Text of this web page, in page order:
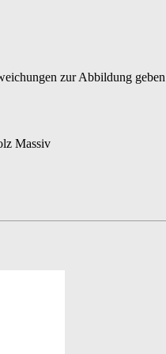
zur Abbildung
Massiv